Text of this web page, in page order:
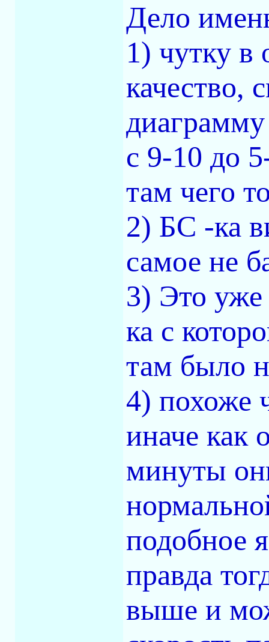
Дело
1) чутку в
качество,
с 9-10 до
там чего
2) БС -ка
самое не
3) Это уже
ка с
там было
4) похоже
иначе как
минуты
подобное
правда
выше и